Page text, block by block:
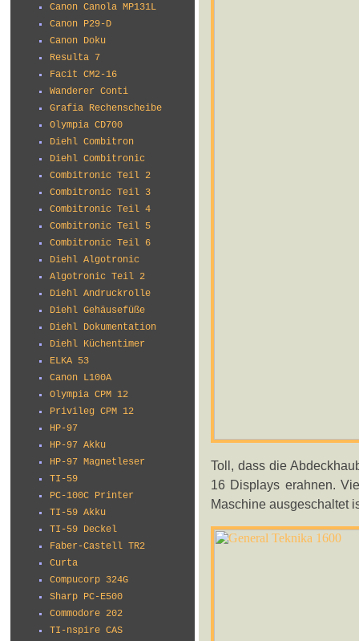
Canon Canola MP131L
Canon P29-D
Canon Doku
Resulta 7
Facit CM2-16
Wanderer Conti
Grafia Rechenscheibe
Olympia CD700
Diehl Combitron
Diehl Combitronic
Combitronic Teil 2
Combitronic Teil 3
Combitronic Teil 4
Combitronic Teil 5
Combitronic Teil 6
Diehl Algotronic
Algotronic Teil 2
Diehl Andruckrolle
Diehl Gehäusefüße
Diehl Dokumentation
Diehl Küchentimer
ELKA 53
Canon L100A
Olympia CPM 12
Privileg CPM 12
HP-97
HP-97 Akku
HP-97 Magnetleser
TI-59
PC-100C Printer
TI-59 Akku
TI-59 Deckel
Faber-Castell TR2
Curta
Compucorp 324G
Sharp PC-E500
Commodore 202
TI-nspire CAS
Toll, dass die
16 Displays erahnen.
Maschine ausgeschaltet